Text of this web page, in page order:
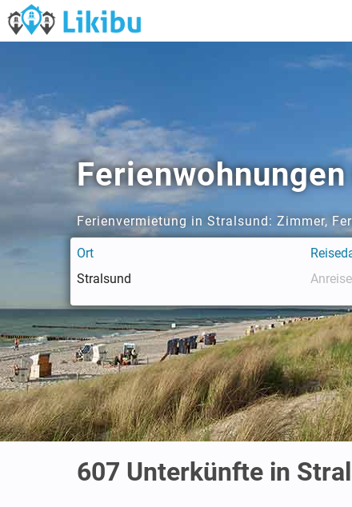
Ferienvermietung in Stralsund: Zimmer,
Ort
607 Unterkünfte in